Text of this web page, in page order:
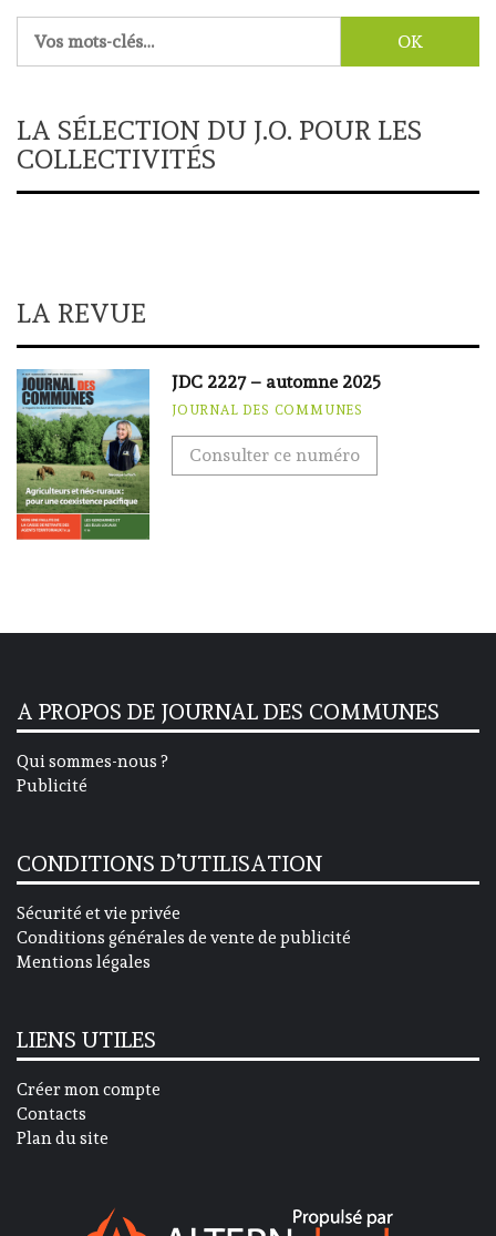
LA SÉLECTION DU J.O. POUR LES
COLLECTIVITÉS
LA REVUE
JDC 2227 – automne 2025
JOURNAL DES COMMUNES
Consulter ce numéro
A PROPOS DE JOURNAL DES COMMUNES
Qui sommes-nous ?
Publicité
CONDITIONS D’UTILISATION
Sécurité et vie privée
Conditions générales de vente de publicité
Mentions légales
LIENS UTILES
Créer mon compte
Contacts
Plan du site